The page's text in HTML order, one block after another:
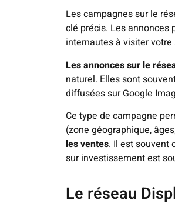
Les campagnes sur le
clé précis. Les annonces
internautes à visiter votre
Les annonces sur le
naturel. Elles sont
diffusées sur Google
Ce type de campagne
(zone géographique,
les ventes. Il est souvent
sur investissement est
Le réseau